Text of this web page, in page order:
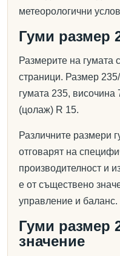
метеорологични
Гуми размер
Размерите на гумата
страници. Размер
гумата 235,
(цолаж) R 15.
Различните размери
отговарят на
производителност и
е от съществено
управление и баланс.
Гуми размер
значение